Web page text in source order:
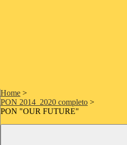
Home >
PON 2014_2020 completo >
PON "OUR FUTURE"